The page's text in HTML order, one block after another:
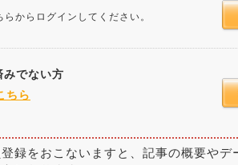
からログインしてください。
みでない方
ちら
録をおこないますと、記事の概要や